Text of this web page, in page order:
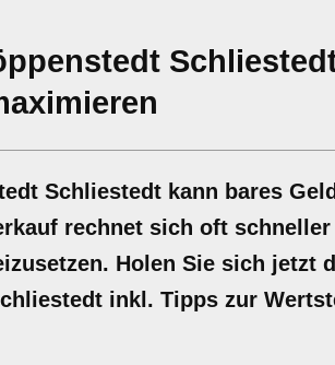
Schliestedt kann bares
rechnet sich oft
Holen Sie sich jetzt
inkl. Tipps zur